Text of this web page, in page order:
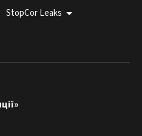
StopCor Leaks